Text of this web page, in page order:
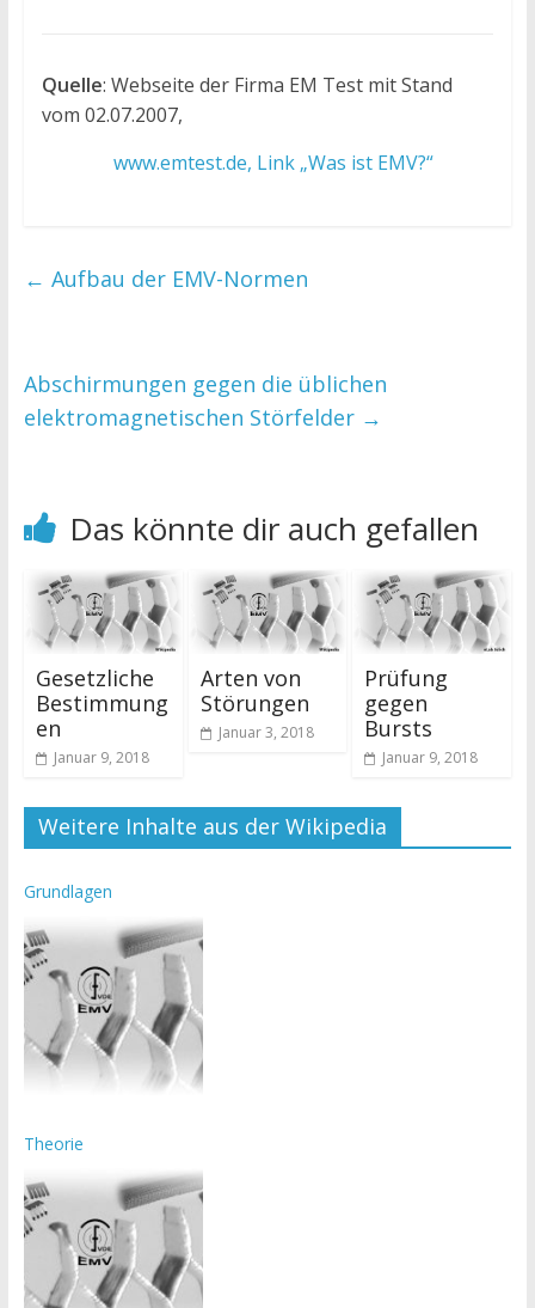
Quelle: Webseite der Firma EM Test mit Stand
vom 02.07.2007,
www.emtest.de, Link „Was ist EMV?“
← Aufbau der EMV-Normen
Abschirmungen gegen die üblichen
elektromagnetischen Störfelder →
Das könnte dir auch gefallen
Gesetzliche
Bestimmung
en
Januar 9, 2018
Arten von
Störungen
Januar 3, 2018
Prüfung
gegen
Bursts
Januar 9, 2018
Weitere Inhalte aus der Wikipedia
Grundlagen
Theorie